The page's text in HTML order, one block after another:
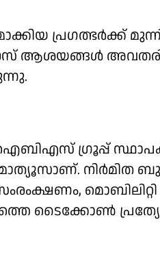
പ്രഗത്ഭര്‍ക്ക് മുന്നില്‍
ആശയങ്ങള്‍
ഗ്രൂപ്പ്
നിര്‍മിത
ടൈക്കോണ്‍